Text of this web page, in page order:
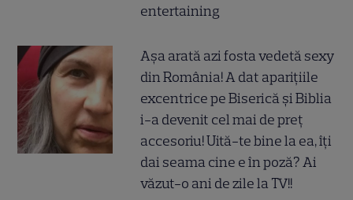
entertaining
Așa arată azi fosta vedetă sexy
din România! A dat aparițiile
excentrice pe Biserică și Biblia
i-a devenit cel mai de preț
accesoriu! Uită-te bine la ea, îți
dai seama cine e în poză? Ai
văzut-o ani de zile la TV!!